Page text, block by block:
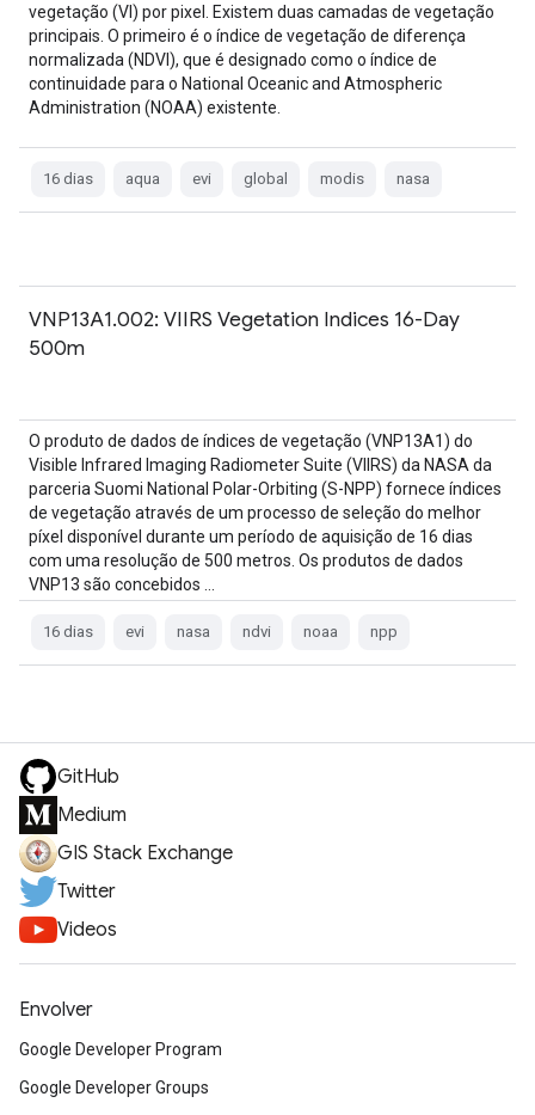
vegetação (VI) por pixel. Existem duas camadas de vegetação
principais. O primeiro é o índice de vegetação de diferença
normalizada (NDVI), que é designado como o índice de
continuidade para o National Oceanic and Atmospheric
Administration (NOAA) existente.
16 dias aqua evi global modis nasa
VNP13A1.002: VIIRS Vegetation Indices 16-Day
500m
O produto de dados de índices de vegetação (VNP13A1) do
Visible Infrared Imaging Radiometer Suite (VIIRS) da NASA da
parceria Suomi National Polar-Orbiting (S-NPP) fornece índices
de vegetação através de um processo de seleção do melhor
píxel disponível durante um período de aquisição de 16 dias
com uma resolução de 500 metros. Os produtos de dados
VNP13 são concebidos …
16 dias evi nasa ndvi noaa npp
GitHub
Medium
GIS Stack Exchange
Twitter
Videos
Envolver
Google Developer Program
Google Developer Groups